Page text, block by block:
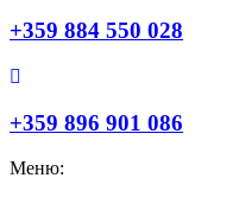
+359 884 550 028
+359 896 901 086
Меню: